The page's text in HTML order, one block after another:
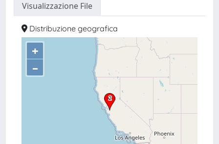
Visualizzazione File
Distribuzione geografica
+
–